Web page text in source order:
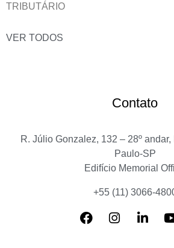
TRIBUTÁRIO
VER TODOS
Contato
R. Júlio Gonzalez, 132 – 28º
Paulo-SP
Edifício Memorial
+55 (11) 3066-